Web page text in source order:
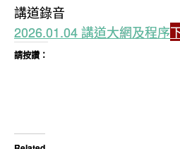
講道錄音
2026.01.04 講道大網及程序
請按讚：